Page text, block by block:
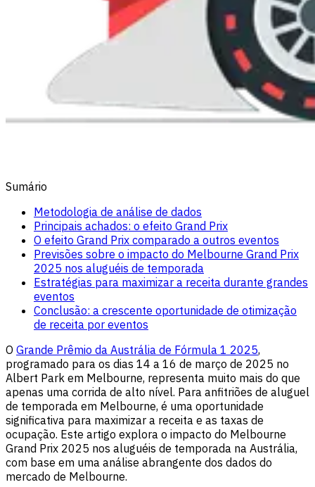
Sumário
Metodologia de análise de dados
Principais achados: o efeito Grand Prix
O efeito Grand Prix comparado a outros eventos
Previsões sobre o impacto do Melbourne Grand Prix
2025 nos aluguéis de temporada
Estratégias para maximizar a receita durante grandes
eventos
Conclusão: a crescente oportunidade de otimização
de receita por eventos
O Grande Prêmio da Austrália de Fórmula 1 2025,
programado para os dias 14 a 16 de março de 2025 no
Albert Park em Melbourne, representa muito mais do que
apenas uma corrida de alto nível. Para anfitriões de aluguel
de temporada em Melbourne, é uma oportunidade
significativa para maximizar a receita e as taxas de
ocupação. Este artigo explora o impacto do Melbourne
Grand Prix 2025 nos aluguéis de temporada na Austrália,
com base em uma análise abrangente dos dados do
mercado de Melbourne.